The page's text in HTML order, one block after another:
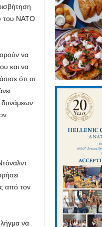
του ΝΑΤΟ
να
και να
ότι οι
δυνάμεων
από τον
να